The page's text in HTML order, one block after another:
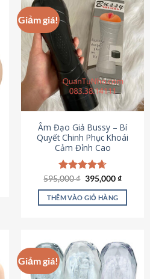
Giảm giá!
Âm Đạo Giả Bussy – Bí
Quyết Chinh Phục Khoái
Cảm Đỉnh Cao
Được xếp
hạng4.64
5 sao
595,000₫ Giá
là:
595,000 ₫.
395,000₫Giá
tại
THÊM VÀO GIỎ HÀNG
Giảm giá!